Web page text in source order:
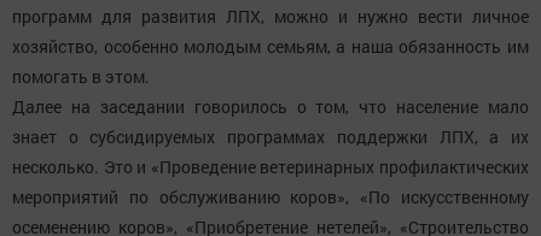
программ для развития ЛПХ, можно и нужно вести личное
хозяйство, особенно молодым семьям, а наша обязанность им
помогать в этом.
Далее на заседании говорилось о том, что население мало
знает о субсидируемых программах поддержки ЛПХ, а их
несколько. Это и «Проведение ветеринарных профилактических
мероприятий по обслуживанию коров», «По искусственному
осеменению коров», «Приобретение нетелей», «Строительство